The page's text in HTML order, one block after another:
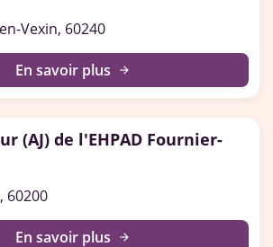
Vexin, 60240
En savoir plus arrow_forward
(AJ) de l'EHPAD Fournier-
60200
En savoir plus arrow_forward